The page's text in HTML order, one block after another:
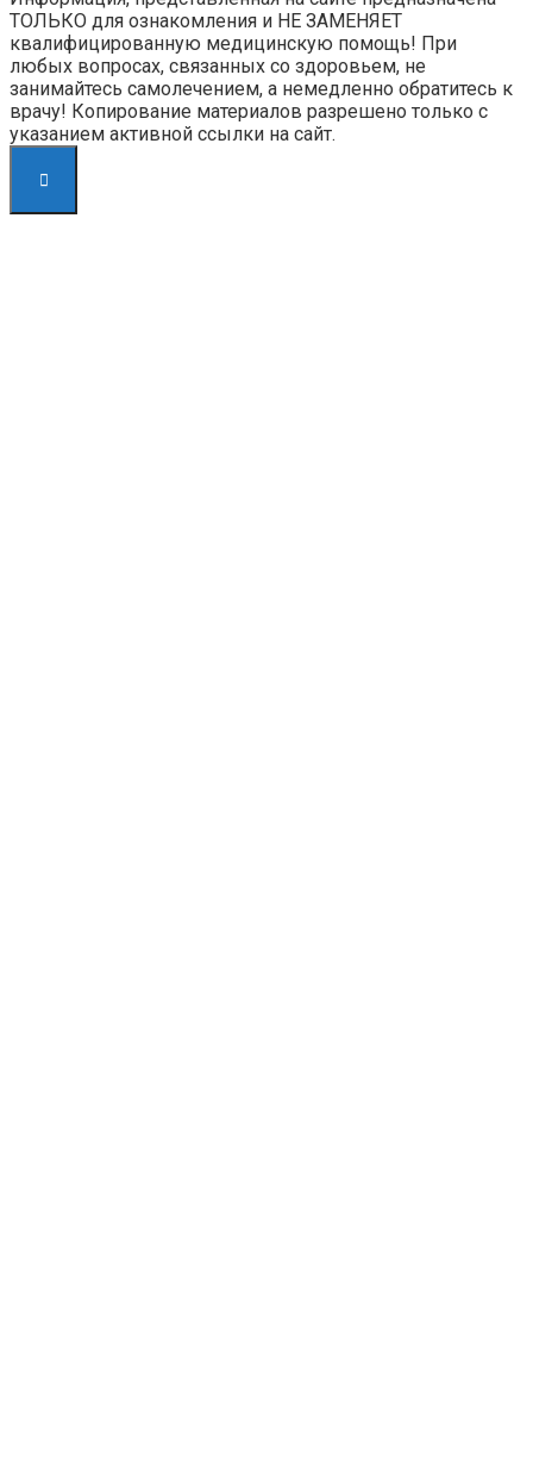
ТОЛЬКО для ознакомления и НЕ ЗАМЕНЯЕТ
квалифицированную медицинскую помощь! При
любых вопросах, связанных со здоровьем, не
занимайтесь самолечением, а немедленно обратитесь к
врачу! Копирование материалов разрешено только с
указанием активной ссылки на сайт.